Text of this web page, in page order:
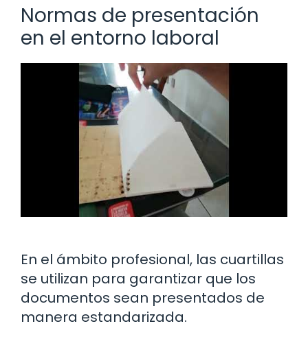
Normas de presentación
en el entorno laboral
En el ámbito profesional, las cuartillas
se utilizan para garantizar que los
documentos sean presentados de
manera estandarizada.